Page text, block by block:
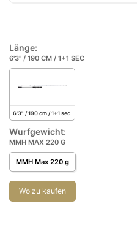
Länge:
6'3" / 190 CM / 1+1 SEC
6'3" / 190 cm / 1+1 sec
Wurfgewicht:
MMH MAX 220 G
MMH Max 220 g
Wo zu kaufen